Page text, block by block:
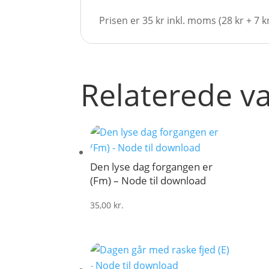
Prisen er 35 kr inkl. moms (28 kr + 7
Relaterede
Den lyse dag forgangen er
(Fm) – Node til download
35,00 kr.